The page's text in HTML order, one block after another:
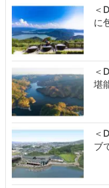
＜
に
＜
堪
＜
ブ